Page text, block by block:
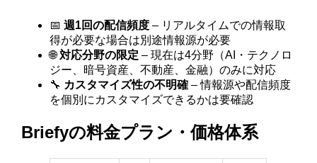
📅週1回の配信頻度 – リアルタイムでの情報取
得が必要な場合は別途情報源が必要
🌐対応分野の限定 – 現在は4分野（AI・テクノロ
ジー、暗号資産、不動産、金融）のみに対応
🔧 カスタマイズ性の不明確 – 情報源や配信頻度
を個別にカスタマイズできるかは要確認
Briefyの料金プラン・価格体系